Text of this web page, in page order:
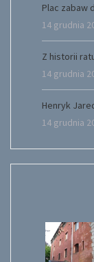
Plac zabaw
14 grudnia
Z historii
14 grudnia
Henryk
14 grudnia